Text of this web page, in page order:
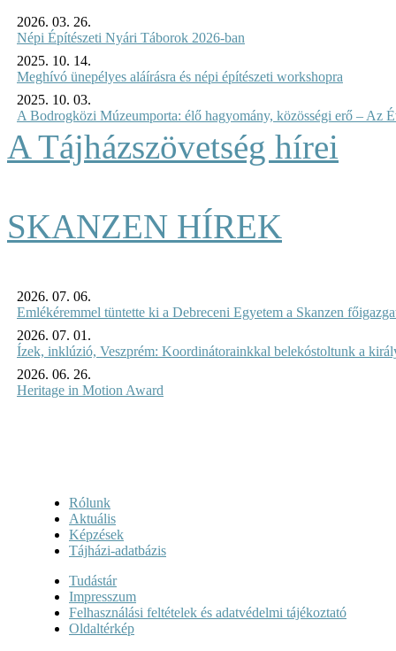
2026. 03. 26.
Népi Építészeti Nyári Táborok 2026-ban
2025. 10. 14.
Meghívó ünepélyes aláírásra és népi építészeti workshopra
2025. 10. 03.
A Bodrogközi Múzeumporta: élő hagyomány, közösségi erő – Az
A Tájházszövetség hírei
SKANZEN HÍREK
2026. 07. 06.
Emlékéremmel tüntette ki a Debreceni Egyetem a Skanzen
2026. 07. 01.
Ízek, inklúzió, Veszprém: Koordinátorainkkal belekóstoltunk a
2026. 06. 26.
Heritage in Motion Award
Rólunk
Aktuális
Képzések
Tájházi-adatbázis
Tudástár
Impresszum
Felhasználási feltételek és adatvédelmi tájékoztató
Oldaltérkép